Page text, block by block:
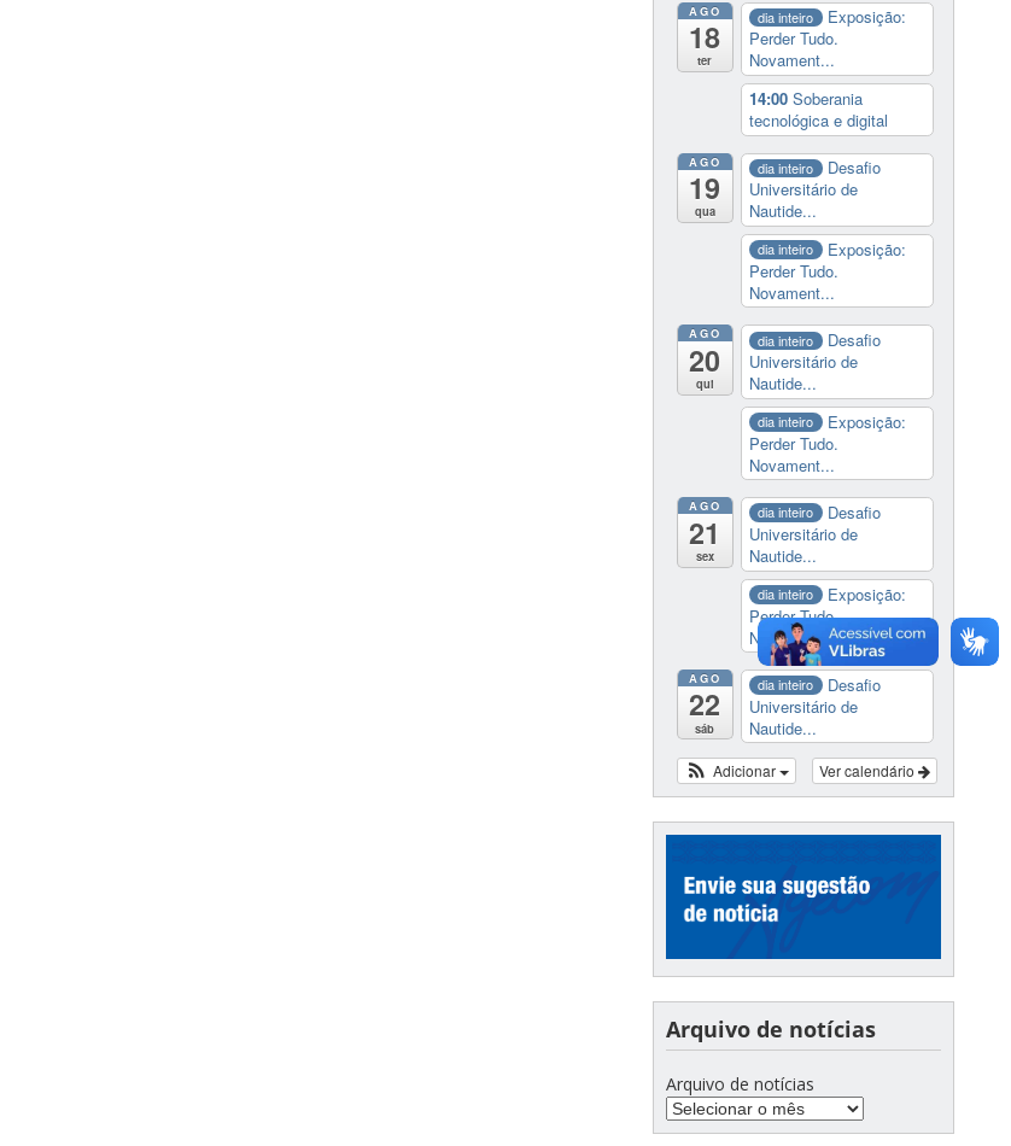
AGO
18
ter
dia inteiro
Exposição:
Perder Tudo.
Novament...
14:00 Soberania
tecnológica e digital
AGO
19
qua
dia inteiro
Desafio
Universitário de
Nautide...
dia inteiro
Exposição:
Perder Tudo.
Novament...
AGO
20
qui
dia inteiro
Desafio
Universitário de
Nautide...
dia inteiro
Exposição:
Perder Tudo.
Novament...
AGO
21
sex
dia inteiro
Desafio
Universitário de
Nautide...
dia inteiro
Exposição:
Perder Tudo.
Novament...
AGO
22
sáb
dia inteiro
Desafio
Universitário de
Nautide...
Ver calendário
Adicionar
Arquivo de notícias
Arquivo de notícias